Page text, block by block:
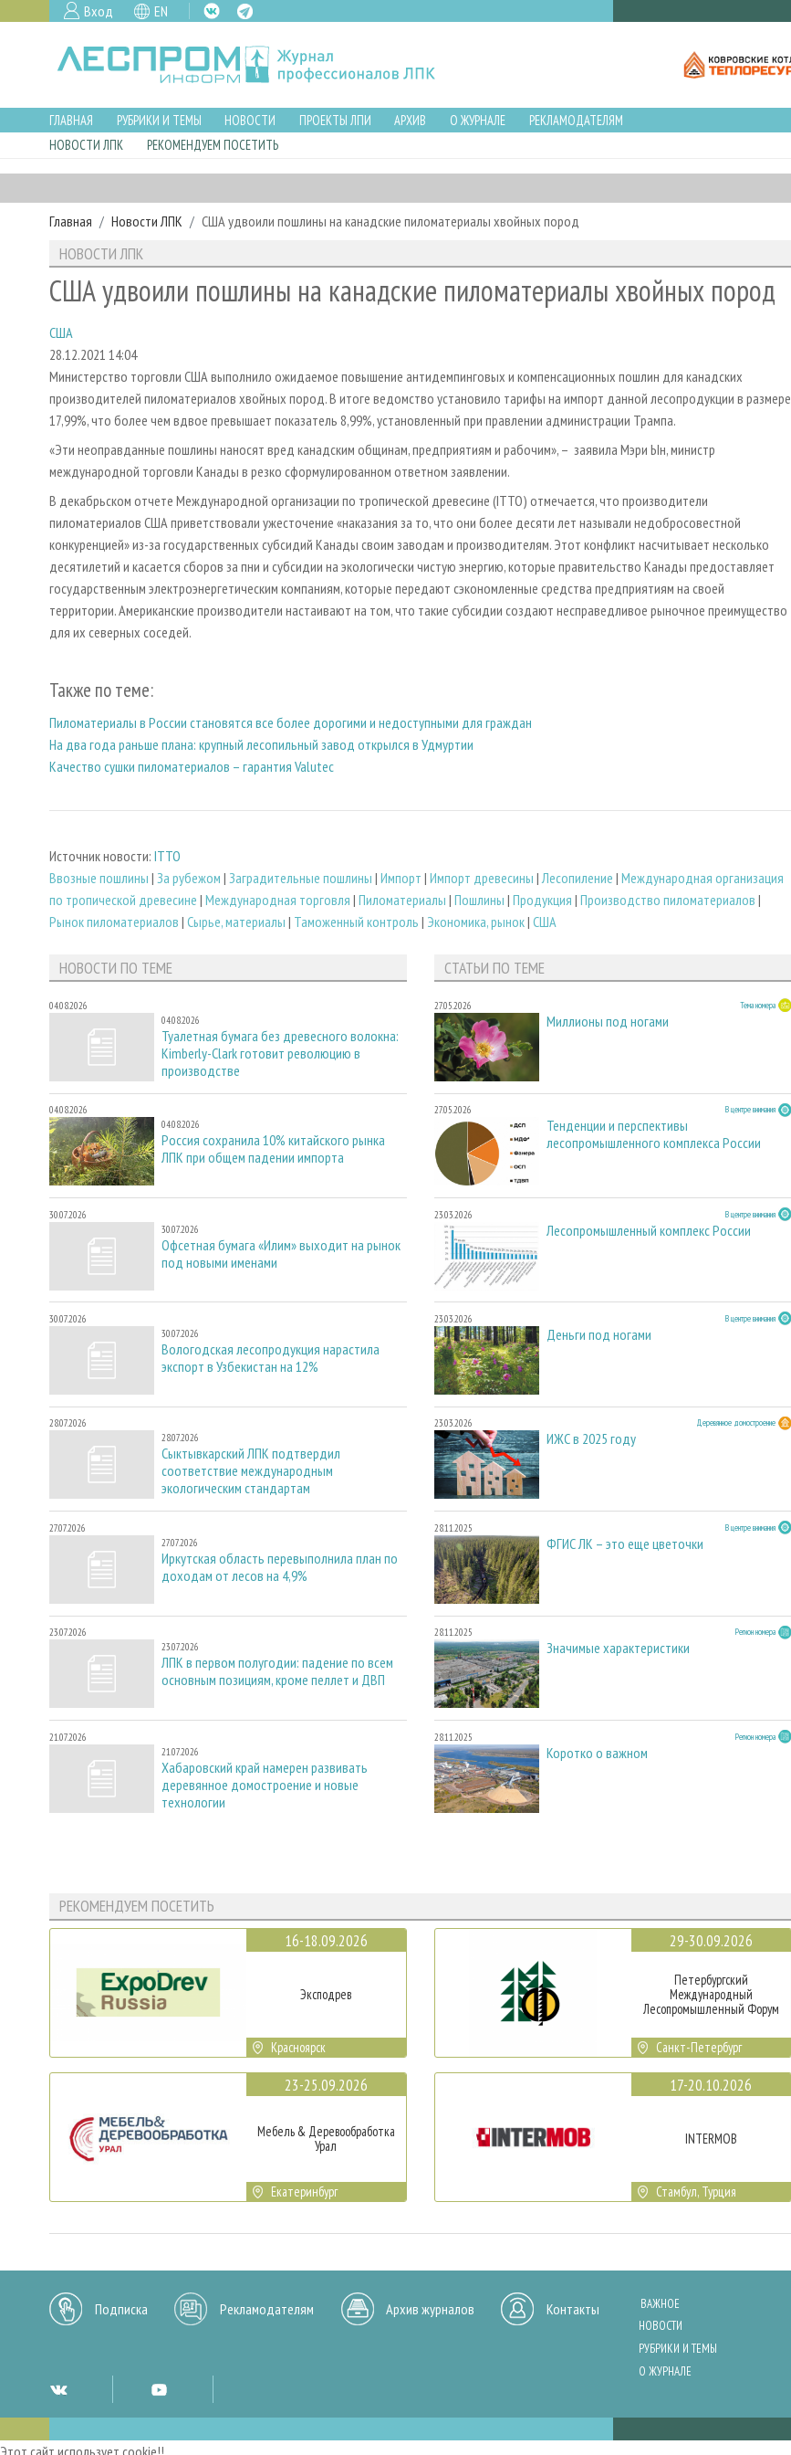
Вход EN
ГЛАВНАЯ РУБРИКИ И ТЕМЫ НОВОСТИ ПРОЕКТЫ ЛПИ АРХИВ О ЖУРНАЛЕ
РЕКЛАМОДАТЕЛЯМ
НОВОСТИ ЛПК
РЕКОМЕНДУЕМ ПОСЕТИТЬ
Главная Новости ЛПК США удвоили пошлины на канадские пиломатериалы хвойных пород
НОВОСТИ ЛПК
США удвоили пошлины на канадские пиломатериалы хвойных пород
США
28.12.2021 14:04
Министерство торговли США выполнило ожидаемое повышение антидемпинговых и компенсационных пошлин для канадских
производителей пиломатериалов хвойных пород. В итоге ведомство установило тарифы на импорт данной лесопродукции в размере
17,99%, что более чем вдвое превышает показатель 8,99%, установленный при правлении администрации Трампа.
«Эти неоправданные пошлины наносят вред канадским общинам, предприятиям и рабочим», – заявила Мэри Ын, министр
международной торговли Канады в резко сформулированном ответном заявлении.
В декабрьском отчете Международной организации по тропической древесине (ITTO) отмечается, что производители
пиломатериалов США приветствовали ужесточение «наказания за то, что они более десяти лет называли недобросовестной
конкуренцией» из-за государственных субсидий Канады своим заводам и производителям. Этот конфликт насчитывает несколько
десятилетий и касается сборов за пни и субсидии на экологически чистую энергию, которые правительство Канады предоставляет
государственным электроэнергетическим компаниям, которые передают сэкономленные средства предприятиям на своей
территории. Американские производители настаивают на том, что такие субсидии создают несправедливое рыночное преимущество
для их северных соседей.
Также по теме:
Пиломатериалы в России становятся все более дорогими и недоступными для граждан
На два года раньше плана: крупный лесопильный завод открылся в Удмуртии
Качество сушки пиломатериалов – гарантия Valutec
Источник новости: ITTO
Ввозные пошлины | За рубежом | Заградительные пошлины | Импорт | Импорт древесины |Лесопиление | Международная организация
по тропической древесине | Международная торговля | Пиломатериалы | Пошлины | Продукция | Производство пиломатериалов |
Рынок пиломатериалов | Сырье, материалы | Таможенный контроль | Экономика, рынок| США
НОВОСТИ ПО ТЕМЕ
04.08.2026
04.08.2026
Туалетная бумага без древесного волокна:
Kimberly-Clark готовит революцию в
производстве
04.08.2026
04.08.2026
Россия сохранила 10% китайского рынка
ЛПК при общем падении импорта
30.07.2026
30.07.2026
Офсетная бумага «Илим» выходит на рынок
под новыми именами
30.07.2026
30.07.2026
Вологодская лесопродукция нарастила
экспорт в Узбекистан на 12%
28.07.2026
28.07.2026
Сыктывкарский ЛПК подтвердил
соответствие международным
экологическим стандартам
27.07.2026
27.07.2026
Иркутская область перевыполнила план по
доходам от лесов на 4,9%
23.07.2026
23.07.2026
ЛПК в первом полугодии: падение по всем
основным позициям, кроме пеллет и ДВП
21.07.2026
21.07.2026
Хабаровский край намерен развивать
деревянное домостроение и новые
технологии
СТАТЬИ ПО ТЕМЕ
27.05.2026 Тема номера
Миллионы под ногами
27.05.2026 В центре внимания
Тенденции и перспективы
лесопромышленного комплекса России
23.03.2026 В центре внимания
Лесопромышленный комплекс России
23.03.2026 В центре внимания
Деньги под ногами
23.03.2026 Деревянное домостроение
ИЖС в 2025 году
28.11.2025 В центре внимания
ФГИС ЛК – это еще цветочки
28.11.2025 Регион номера
Значимые характеристики
28.11.2025 Регион номера
Коротко о важном
РЕКОМЕНДУЕМ ПОСЕТИТЬ
16-18.09.2026
Эксподрев
Красноярск
23-25.09.2026
Мебель & Деревообработка
Урал
Екатеринбург
29-30.09.2026
Петербургский
Международный
Лесопромышленный Форум
Санкт-Петербург
17-20.10.2026
INTERMOB
Стамбул, Турция
Подписка Рекламодателям Архив журналов Контакты
ВАЖНОЕ
НОВОСТИ
РУБРИКИ И ТЕМЫ
О ЖУРНАЛЕ